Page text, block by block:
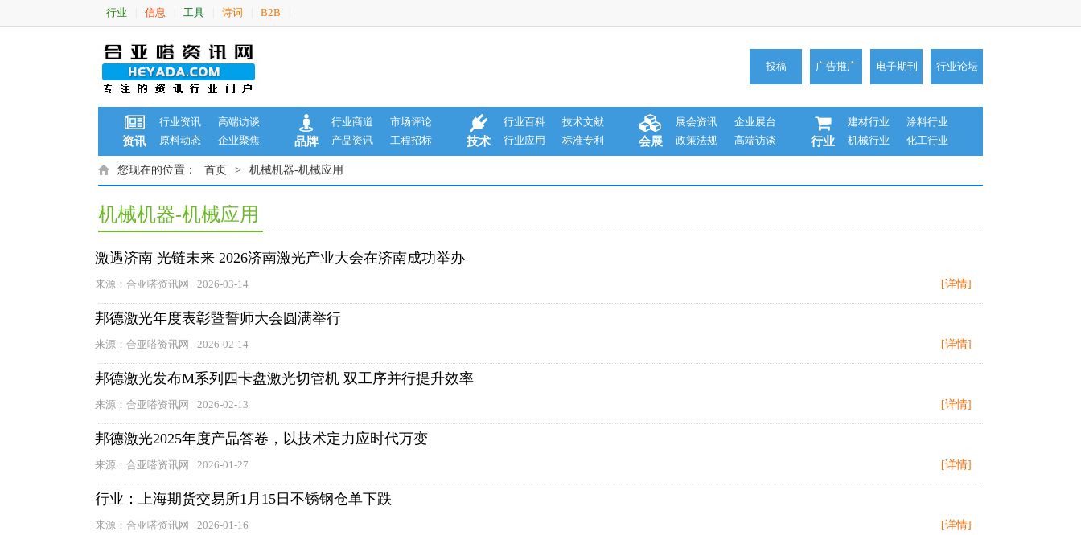
行业 信息 工具 诗词 B2B
投稿 广告推广 电子期刊 行业论坛
资讯
行业资讯
高端访谈
原料动态
企业聚焦 品牌
行业商道
市场评论
产品资讯
工程招标 技术
行业百科
技术文献
行业应用
标准专利 会展
展会资讯
企业展台
政策法规
高端访谈 行业
建材行业
涂料行业
机械行业
化工行业
您现在的位置： 首页 > 机械机器-机械应用
机械机器-机械应用
激遇济南 光链未来 2026济南激光产业大会在济南成功举办
来源：合亚嗒资讯网 2026-03-14 [详情]
邦德激光年度表彰暨誓师大会圆满举行
来源：合亚嗒资讯网 2026-02-14 [详情]
邦德激光发布M系列四卡盘激光切管机 双工序并行提升效率
来源：合亚嗒资讯网 2026-02-13 [详情]
邦德激光2025年度产品答卷，以技术定力应时代万变
来源：合亚嗒资讯网 2026-01-27 [详情]
行业：上海期货交易所1月15日不锈钢仓单下跌
来源：合亚嗒资讯网 2026-01-16 [详情]